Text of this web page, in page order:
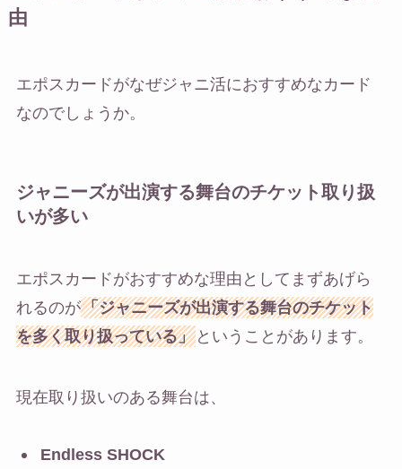
由
エポスカードがなぜジャニ活におすすめなカード
なのでしょうか。
ジャニーズが出演する舞台のチケット取り扱
いが多い
エポスカードがおすすめな理由としてまずあげら
れるのが「ジャニーズが出演する舞台のチケット
を多く取り扱っている」ということがあります。
現在取り扱いのある舞台は、
Endless SHOCK